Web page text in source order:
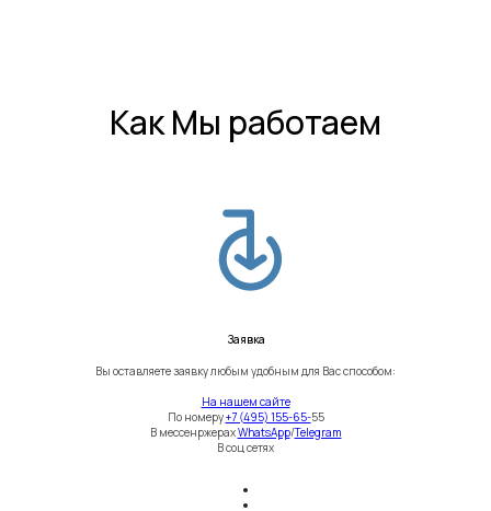
Как Мы работаем
Заявка
Вы оставляете заявку любым удобным для Вас способом:
На нашем сайте
По номеру+7 (495) 155-65-55
В мессенржерахWhatsApp/Telegram
В соц сетях